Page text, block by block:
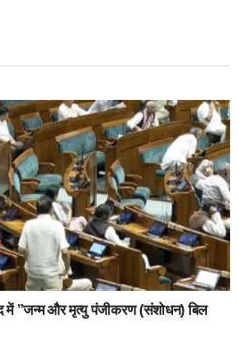
में ”जन्म और मृत्यु पंजीकरण (संशोधन) बिल